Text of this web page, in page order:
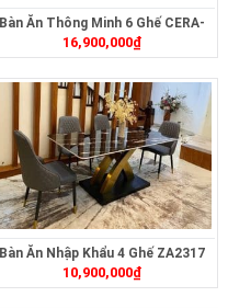
Bàn Ăn Thông Minh 6 Ghế CERA-
2322
16,900,000₫
Bàn Ăn Nhập Khẩu 4 Ghế ZA2317
10,900,000₫